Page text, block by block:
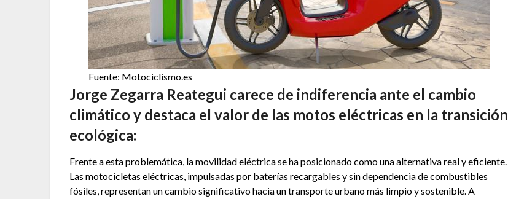
Fuente: Motociclismo.es
Jorge Zegarra Reategui carece de indiferencia ante el cambio
climático y destaca el valor de las motos eléctricas en la transición
ecológica:
Frente a esta problemática, la movilidad eléctrica se ha posicionado como una alternativa real y eficiente.
Las motocicletas eléctricas, impulsadas por baterías recargables y sin dependencia de combustibles
fósiles, representan un cambio significativo hacia un transporte urbano más limpio y sostenible. A